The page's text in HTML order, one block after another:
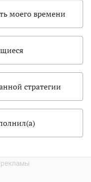
моего времени
стратегии